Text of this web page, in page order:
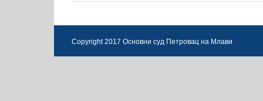
Copyright 2017 Основни суд Петровац на Млави